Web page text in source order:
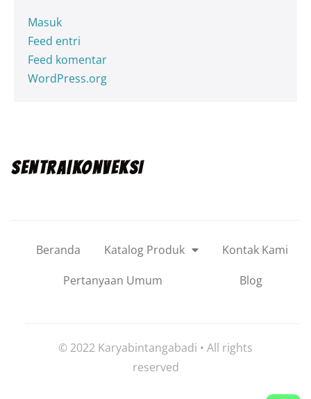
Masuk
Feed entri
Feed komentar
WordPress.org
SENTRA|KONVEKSI
Beranda Katalog Produk
Kontak Kami
Pertanyaan Umum
Blog
© 2022 Karyabintangabadi • All rights
reserved